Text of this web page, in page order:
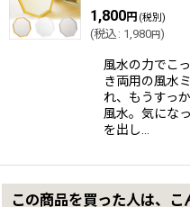
1,800円 (税別)
(税込 : 1,980円)
風水の力でこ
き両用の風水
れ、もうすっ
風水。気にな
を出し…
この商品を買った人は、